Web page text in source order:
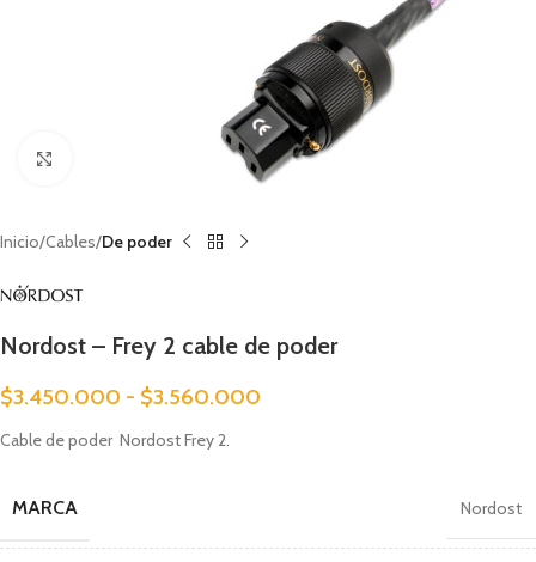
Inicio Cables De poder
Nordost – Frey 2 cable de poder
$3.450.000 - $3.560.000
Cable de poder Nordost Frey 2.
MARCA Nordost